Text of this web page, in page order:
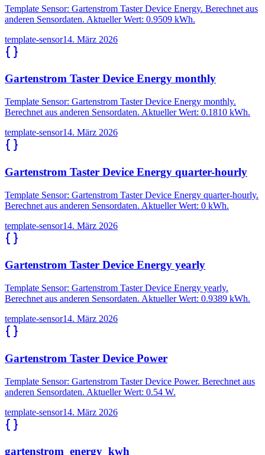
Template Sensor: Gartenstrom Taster Device Energy. Berechnet aus
anderen Sensordaten. Aktueller Wert: 0.9509 kWh.
template-sensor14. März 2026
Gartenstrom Taster Device Energy monthly
Template Sensor: Gartenstrom Taster Device Energy monthly.
Berechnet aus anderen Sensordaten. Aktueller Wert: 0.1810 kWh.
template-sensor14. März 2026
Gartenstrom Taster Device Energy quarter-hourly
Template Sensor: Gartenstrom Taster Device Energy quarter-hourly.
Berechnet aus anderen Sensordaten. Aktueller Wert: 0 kWh.
template-sensor14. März 2026
Gartenstrom Taster Device Energy yearly
Template Sensor: Gartenstrom Taster Device Energy yearly.
Berechnet aus anderen Sensordaten. Aktueller Wert: 0.9389 kWh.
template-sensor14. März 2026
Gartenstrom Taster Device Power
Template Sensor: Gartenstrom Taster Device Power. Berechnet aus
anderen Sensordaten. Aktueller Wert: 0.54 W.
template-sensor14. März 2026
gartenstrom_energy_kwh